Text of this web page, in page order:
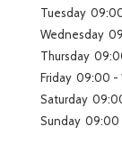
Tuesday
Wednesday
Thursday
Friday 09:00 -
Saturday
Sunday 09:00